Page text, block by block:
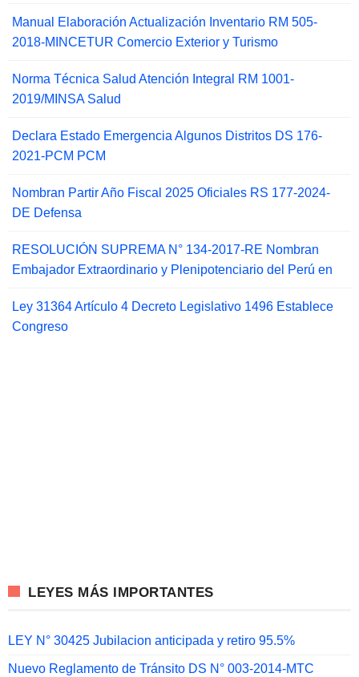
Manual Elaboración Actualización Inventario RM 505-
2018-MINCETUR Comercio Exterior y Turismo
Norma Técnica Salud Atención Integral RM 1001-
2019/MINSA Salud
Declara Estado Emergencia Algunos Distritos DS 176-
2021-PCM PCM
Nombran Partir Año Fiscal 2025 Oficiales RS 177-2024-
DE Defensa
RESOLUCIÓN SUPREMA N° 134-2017-RE Nombran
Embajador Extraordinario y Plenipotenciario del Perú en
Ley 31364 Artículo 4 Decreto Legislativo 1496 Establece
Congreso
LEYES MÁS IMPORTANTES
LEY N° 30425 Jubilacion anticipada y retiro 95.5%
Nuevo Reglamento de Tránsito DS N° 003-2014-MTC